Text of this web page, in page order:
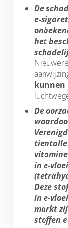
De
e-
het
kunnen
De
in e-
Deze
in e-
markt
stoffen